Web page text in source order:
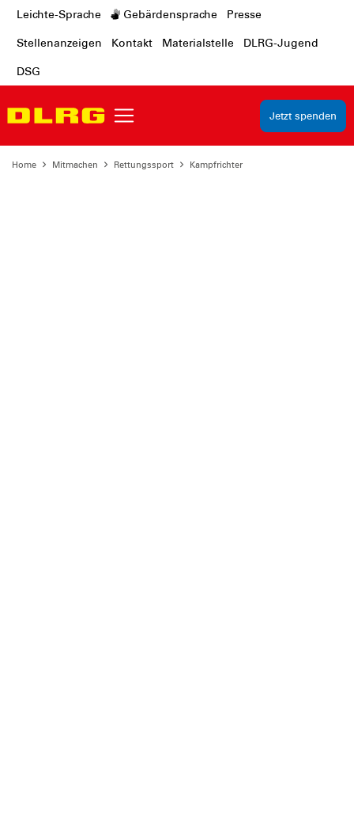
Leichte-Sprache Gebärdensprache Presse
Stellenanzeigen Kontakt Materialstelle DLRG-Jugend
DSG
Jetzt spenden
Home Mitmachen Rettungssport Kampfrichter